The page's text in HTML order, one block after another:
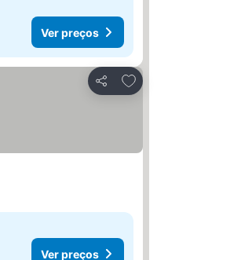
Ver preços
Partilhar
Adicionar aos favoritos
Ver preços